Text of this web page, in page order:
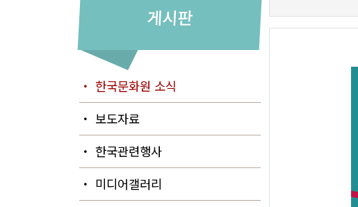
게시판
・ 한국문화원 소식
・ 보도자료
・ 한국관련행사
・ 미디어갤러리